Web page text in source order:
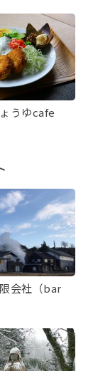
うゆcafe
会社（bar